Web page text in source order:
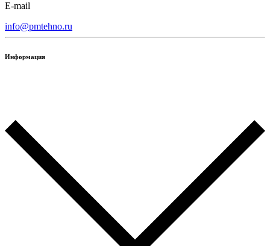
E-mail
info@pmtehno.ru
Информация